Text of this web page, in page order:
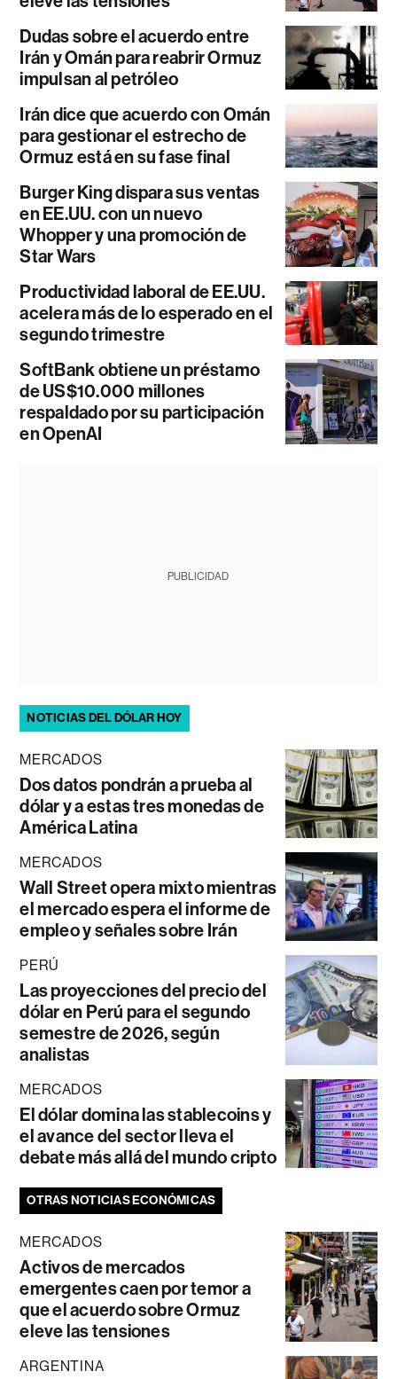
Dudas sobre el acuerdo entre
Irán y Omán para reabrir Ormuz
impulsan al petróleo
Irán dice que acuerdo con Omán
para gestionar el estrecho de
Ormuz está en su fase final
Burger King dispara sus ventas
en EE.UU. con un nuevo
Whopper y una promoción de
Star Wars
Productividad laboral de EE.UU.
acelera más de lo esperado en el
segundo trimestre
SoftBank obtiene un préstamo
de US$10.000 millones
respaldado por su participación
en OpenAI
PUBLICIDAD
NOTICIAS DEL DÓLAR HOY
MERCADOS
Dos datos pondrán a prueba al
dólar y a estas tres monedas de
América Latina
MERCADOS
Wall Street opera mixto mientras
el mercado espera el informe de
empleo y señales sobre Irán
PERÚ
Las proyecciones del precio del
dólar en Perú para el segundo
semestre de 2026, según
analistas
MERCADOS
El dólar domina las stablecoins y
el avance del sector lleva el
debate más allá del mundo cripto
OTRAS NOTICIAS ECONÓMICAS
MERCADOS
Activos de mercados
emergentes caen por temor a
que el acuerdo sobre Ormuz
eleve las tensiones
ARGENTINA